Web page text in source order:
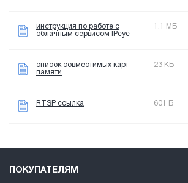
инструкция по работе с
облачным сервисом IPeye
1.1 МБ
список совместимых карт
памяти
23 КБ
RTSP ссылка 601 Б
ПОКУПАТЕЛЯМ